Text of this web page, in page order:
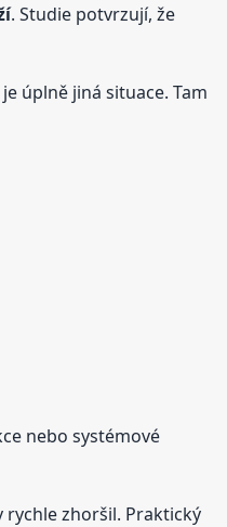
. Studie potvrzují, že
úplně jiná situace. Tam
nebo systémové
rychle zhoršil. Praktický